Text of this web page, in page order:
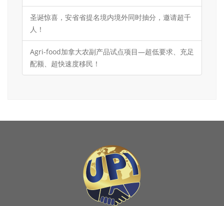
圣诞惊喜，安省省提名境内境外同时抽分，邀请超千
人！
Agri-food加拿大农副产品试点项目—超低要求、充足
配额、超快速度移民！